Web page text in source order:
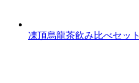
凍頂烏龍茶飲み比べセット